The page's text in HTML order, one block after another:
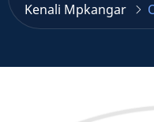
Kenali Mpkangar